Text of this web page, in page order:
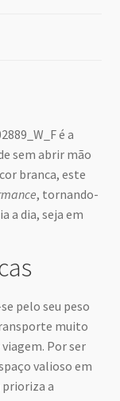
é a
sem abrir mão
branca, este
, tornando-
a dia, seja em
pelo seu peso
muito
Por ser
valioso em
a